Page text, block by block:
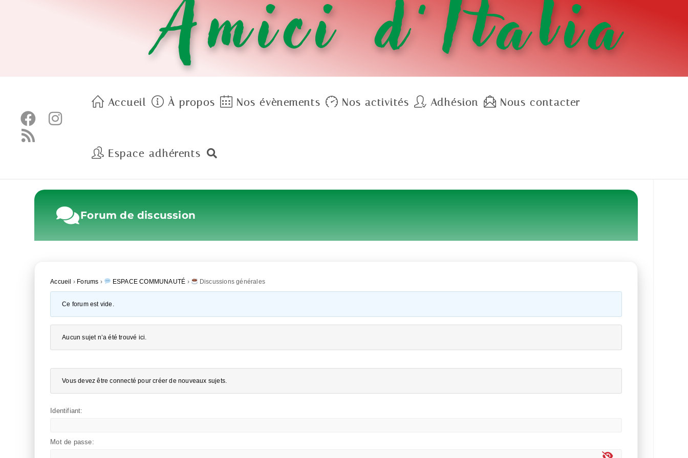
Amici d’Italia
Accueil À propos Nos évènements Nos activités Adhésion Nous contacter
Espace adhérents
Forum de discussion
Accueil › Forums › ESPACE COMMUNAUTÉ › Discussions générales
Ce forum est vide.
Aucun sujet n’a été trouvé ici.
Vous devez être connecté pour créer de nouveaux sujets.
Identifiant:
Mot de passe: